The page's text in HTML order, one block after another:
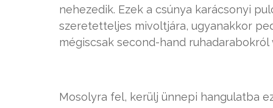
nehezedik. Ezek a csúnya karácsonyi
szeretetteljes mivoltjára, ugyanakkor
mégiscsak second-hand ruhadarabokról
Mosolyra fel, kerülj ünnepi hangulatba